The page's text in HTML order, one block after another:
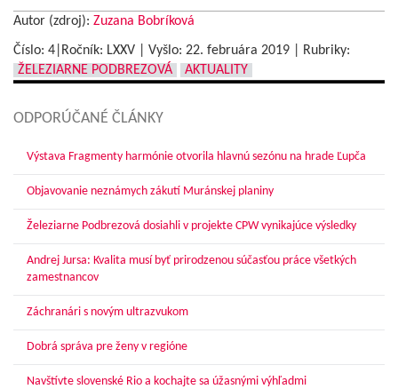
Autor (zdroj): Zuzana Bobríková
Číslo: 4|Ročník: LXXV | Vyšlo: 22. februára 2019
Rubriky:
ŽELEZIARNE PODBREZOVÁ
AKTUALITY
ODPORÚČANÉ ČLÁNKY
Výstava Fragmenty harmónie otvorila hlavnú sezónu na hrade Ľupča
Objavovanie neznámych zákutí Muránskej planiny
Železiarne Podbrezová dosiahli v projekte CPW vynikajúce výsledky
Andrej Jursa: Kvalita musí byť prirodzenou súčasťou práce všetkých
zamestnancov
Záchranári s novým ultrazvukom
Dobrá správa pre ženy v regióne
Navštívte slovenské Rio a kochajte sa úžasnými výhľadmi